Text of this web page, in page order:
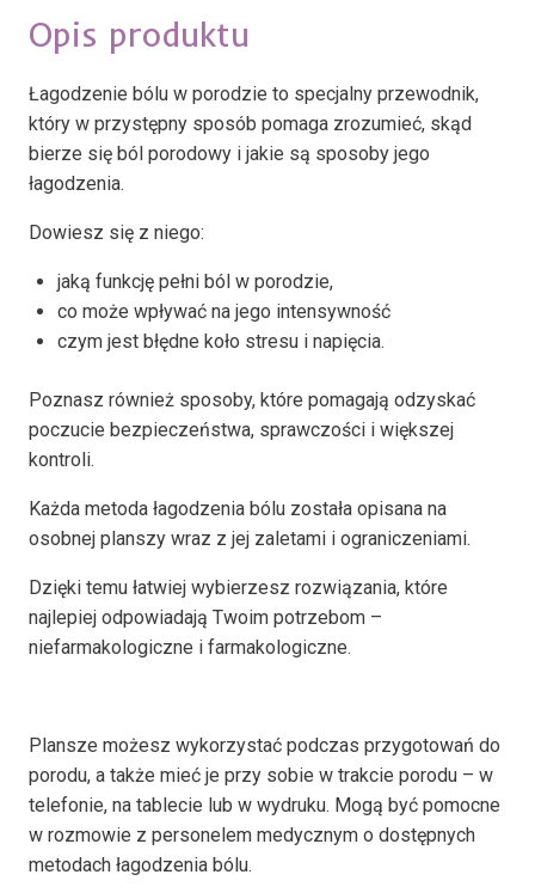
Opis produktu
Łagodzenie bólu w porodzie to specjalny przewodnik,
który w przystępny sposób pomaga zrozumieć, skąd
bierze się ból porodowy i jakie są sposoby jego
łagodzenia.
Dowiesz się z niego:
jaką funkcję pełni ból w porodzie,
co może wpływać na jego intensywność
czym jest błędne koło stresu i napięcia.
Poznasz również sposoby, które pomagają odzyskać
poczucie bezpieczeństwa, sprawczości i większej
kontroli.
Każda metoda łagodzenia bólu została opisana na
osobnej planszy wraz z jej zaletami i ograniczeniami.
Dzięki temu łatwiej wybierzesz rozwiązania, które
najlepiej odpowiadają Twoim potrzebom –
niefarmakologiczne i farmakologiczne.
Plansze możesz wykorzystać podczas przygotowań do
porodu, a także mieć je przy sobie w trakcie porodu – w
telefonie, na tablecie lub w wydruku. Mogą być pomocne
w rozmowie z personelem medycznym o dostępnych
metodach łagodzenia bólu.